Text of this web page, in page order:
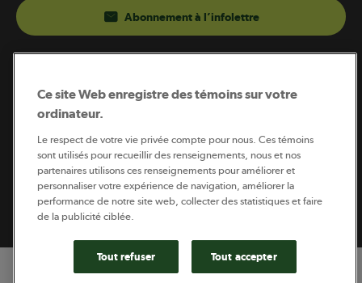
Abonnement à l’infolettre
Il est l’outil d’information de la coopération agricole
québécoise.
Footer
legal
Politique de vie privée
© 2026 - Coopérateur - Tous droits réservés
Ce site Web enregistre des témoins sur votre
ordinateur.
Le respect de votre vie privée compte pour nous. Ces témoins
sont utilisés pour recueillir des renseignements, nous et nos
partenaires utilisons ces renseignements pour améliorer et
personnaliser votre expérience de navigation, améliorer la
performance de notre site web, collecter des statistiques et faire
de la publicité ciblée.
Tout refuser Tout accepter